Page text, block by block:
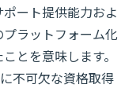
ート提供能力およ
ラットフォーム化
とを意味します。
不可欠な資格取得